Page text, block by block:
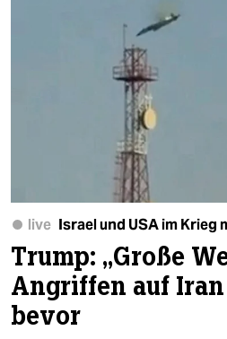
live Israel und USA im Krieg
Trump: „Große
Angriffen auf
bevor